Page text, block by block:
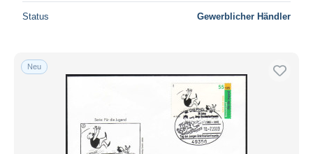
Status Gewerblicher Händler
Neu